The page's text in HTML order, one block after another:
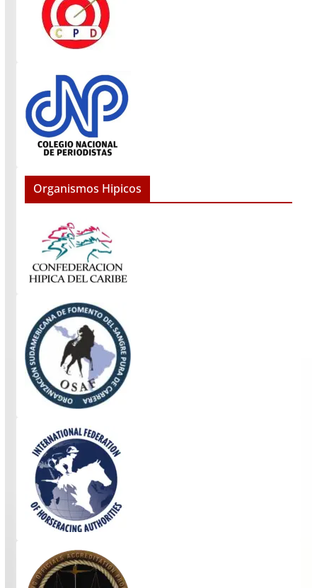
Organismos Hipicos